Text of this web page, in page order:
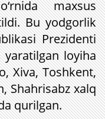
maxsus
Bu yodgorlik
Prezidenti
loyiha
Xiva, Toshkent,
Shahrisabz xalq
qurilgan.